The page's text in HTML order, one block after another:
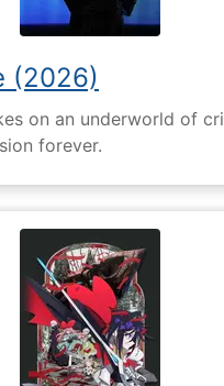
(2026)
on an underworld of
forever.